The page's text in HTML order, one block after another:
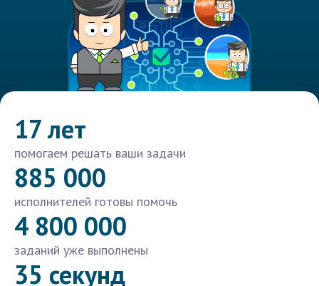
17 лет
помогаем решать ваши задачи
885 000
исполнителей готовы помочь
4 800 000
заданий уже выполнены
35 секунд